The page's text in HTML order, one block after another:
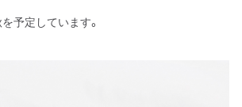
予定しています。